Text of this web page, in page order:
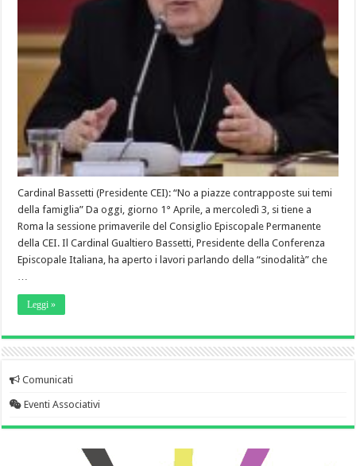
Cardinal Bassetti (Presidente CEI): “No a piazze contrapposte sui temi
della famiglia” Da oggi, giorno 1° Aprile, a mercoledì 3, si tiene a
Roma la sessione primaverile del Consiglio Episcopale Permanente
della CEI. Il Cardinal Gualtiero Bassetti, Presidente della Conferenza
Episcopale Italiana, ha aperto i lavori parlando della “sinodalità” che
Leggi »
Comunicati
Eventi Associativi